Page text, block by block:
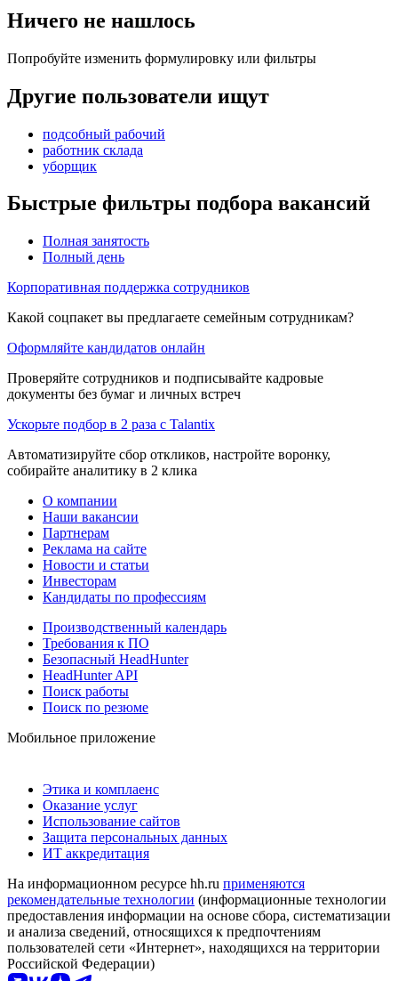
Ничего не нашлось
Попробуйте изменить формулировку или фильтры
Другие пользователи ищут
подсобный рабочий
работник склада
уборщик
Быстрые фильтры подбора вакансий
Полная занятость
Полный день
Корпоративная поддержка сотрудников
Какой соцпакет вы предлагаете семейным сотрудникам?
Оформляйте кандидатов онлайн
Проверяйте сотрудников и подписывайте кадровые
документы без бумаг и личных встреч
Ускорьте подбор в 2 раза с Talantix
Автоматизируйте сбор откликов, настройте воронку,
собирайте аналитику в 2 клика
О компании
Наши вакансии
Партнерам
Реклама на сайте
Новости и статьи
Инвесторам
Кандидаты по профессиям
Производственный календарь
Требования к ПО
Безопасный HeadHunter
HeadHunter API
Поиск работы
Поиск по резюме
Мобильное приложение
Этика и комплаенс
Оказание услуг
Использование сайтов
Защита персональных данных
ИТ аккредитация
На информационном ресурсе hh.ru применяются
рекомендательные технологии (информационные технологии
предоставления информации на основе сбора, систематизации
и анализа сведений, относящихся к предпочтениям
пользователей сети «Интернет», находящихся на территории
Российской Федерации)